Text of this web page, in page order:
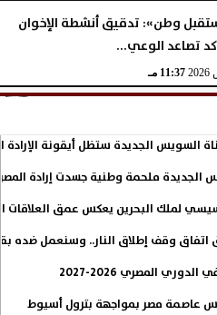
وطن»: تدقيق أنشطة الإخوان
تصاعد الوعي...
11:37 مـ
السويس الجديدة ستظل أيقونة الإرادة
الجديدة ملحمة وطنية جسدت إرادة
لملك البحرين يعكس عمق العلاقات
اتفاق وقف إطلاق النار.. وسنعمل ضده
المصري 2026-2027
عاصمة مصر بمواجهة بترول أسيوط